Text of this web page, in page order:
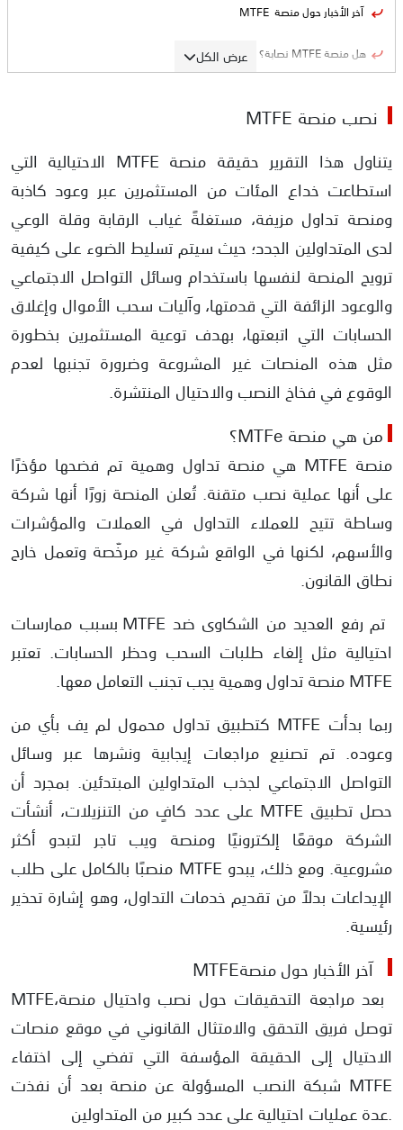
عرض الكل
آخر الأخبار حول منصة MTFE
هل منصة MTFE نصابة؟
التحذيرات الرسمية من التعامل مع MTFE
تزوير عمر المنصة
رفع الكثير من شكاوى العملاء ضد MTFE
تقدم MTFE وعودًا بعوائد مرتفعة جدًا لجذب الضحايا
انتهاك معايير الهيئات التنظيمية
نصب منصة MTFE
يتناول هذا التقرير حقيقة منصة MTFE الاحتيالية التي
استطاعت خداع المئات من المستثمرين عبر وعود كاذبة
ومنصة تداول مزيفة، مستغلةً غياب الرقابة وقلة الوعي
لدى المتداولين الجدد؛ حيث سيتم تسليط الضوء على كيفية
ترويج المنصة لنفسها باستخدام وسائل التواصل الاجتماعي
والوعود الزائفة التي قدمتها، وآليات سحب الأموال وإغلاق
الحسابات التي اتبعتها، بهدف توعية المستثمرين بخطورة
مثل هذه المنصات غير المشروعة وضرورة تجنبها لعدم
الوقوع في فخاخ النصب والاحتيال المنتشرة.
من هي منصة MTFe؟
منصة MTFE هي منصة تداول وهمية تم فضحها مؤخرًا
على أنها عملية نصب متقنة. تُعلن المنصة زورًا أنها شركة
وساطة تتيح للعملاء التداول في العملات والمؤشرات
والأسهم، لكنها في الواقع شركة غير مرخّصة وتعمل خارج
نطاق القانون.
تم رفع العديد من الشكاوى ضد MTFE بسبب ممارسات
احتيالية مثل إلغاء طلبات السحب وحظر الحسابات. تعتبر
MTFE منصة تداول وهمية يجب تجنب التعامل معها.
ربما بدأت MTFE كتطبيق تداول محمول لم يف بأي من
وعوده. تم تصنيع مراجعات إيجابية ونشرها عبر وسائل
التواصل الاجتماعي لجذب المتداولين المبتدئين. بمجرد أن
حصل تطبيق MTFE على عدد كافٍ من التنزيلات، أنشأت
الشركة موقعًا إلكترونيًا ومنصة ويب تاجر لتبدو أكثر
مشروعية. ومع ذلك، يبدو MTFE منصبًا بالكامل على طلب
الإيداعات بدلاً من تقديم خدمات التداول، وهو إشارة تحذير
رئيسية.
آخر الأخبار حول منصة
MTFE
MTFE،
توصل فريق التحقق والامتثال القانوني في موقع منصات
الاحتيال إلى الحقيقة المؤسفة التي تفضي إلى اختفاء
MTFE
بعد أن نفذت
عدة عمليات احتيالية على عدد كبير من المتداولين.